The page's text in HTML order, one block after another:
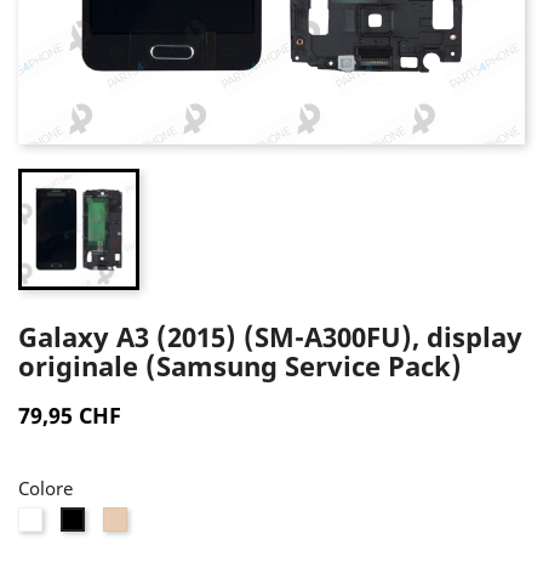
Galaxy A3 (2015) (SM-A300FU), display
originale (Samsung Service Pack)
79,95 CHF
Colore